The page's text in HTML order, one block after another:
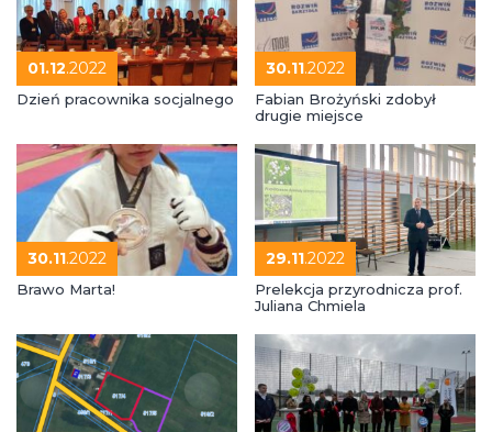
01.12.2022
Dzień pracownika socjalnego
30.11.2022
Fabian Brożyński zdobył
drugie miejsce
30.11.2022
Brawo Marta!
29.11.2022
Prelekcja przyrodnicza prof.
Juliana Chmiela